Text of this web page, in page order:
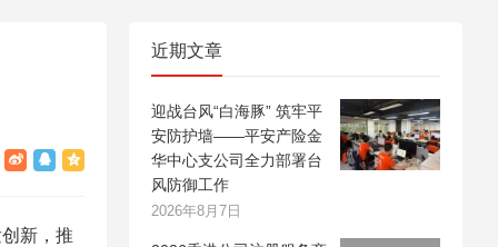
新，推
近期文章
迎战台风“白海豚” 筑牢平
安防护墙——平安产险金
华中心支公司全力部署台
风防御工作
2026年8月7日